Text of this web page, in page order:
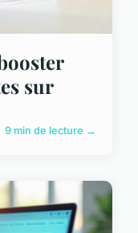
sur
9 min de lecture →